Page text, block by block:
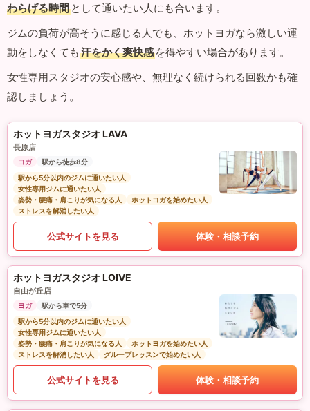
わらげる時間 として通いたい人にも合います。
ジムの負荷が高そうに感じる人でも、ホットヨガなら激しい運
動をしなくても 汗をかく爽快感 を得やすい場合があります。
女性専用スタジオの安心感や、無理なく続けられる回数かも確
認しましょう。
ホットヨガスタジオ LAVA
長原店
ヨガ
駅から徒歩8分
駅から5分以内のジムに通いたい人
女性専用ジムに通いたい人
姿勢・腰痛・肩こりが気になる人
ホットヨガを始めたい人
ストレスを解消したい人
公式サイトを見る 体験・相談予約
ホットヨガスタジオ LOIVE
自由が丘店
ヨガ
駅から車で5分
駅から5分以内のジムに通いたい人
女性専用ジムに通いたい人
姿勢・腰痛・肩こりが気になる人
ホットヨガを始めたい人
ストレスを解消したい人
グループレッスンで始めたい人
公式サイトを見る 体験・相談予約